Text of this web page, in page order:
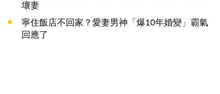
壞妻
寧住飯店不回家？愛妻男神「爆10年婚變」霸氣
回應了